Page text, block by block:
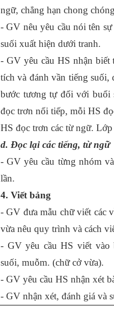
ngữ, chẳng hạn chong chóng
- GV nêu yêu cầu nói tên
suối xuất hiện dưới tranh.
- GV yêu cầu HS nhận biết
tích và đánh vần tiếng
bước tương tự đối với buổi
đọc trơn nối tiếp, mỗi HS
HS đọc trơn các từ ngữ.
d. Đọc lại các tiếng, từ ngữ
- GV yêu cầu từng nhóm
lần.
4. Viết bảng
- GV đưa mẫu chữ viết các
vừa nêu quy trình và cách
- GV yêu cầu HS viết vào
suối, muỗm. (chữ cở vừa).
- GV yêu cầu HS nhận xét
- GV nhận xét, đánh giá và